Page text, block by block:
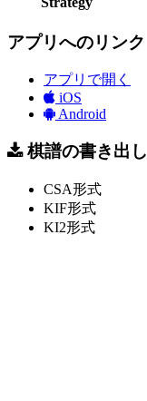
アプリへのリンク
アプリで開く
iOS
Android
棋譜の書き出し
CSA形式
KIF形式
KI2形式